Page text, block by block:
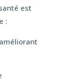
est
: